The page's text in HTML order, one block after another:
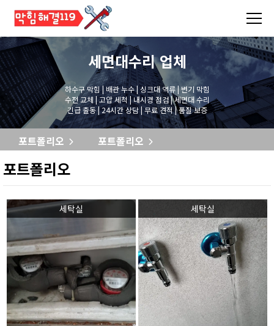
세면대수리업체
하수구 막힘 | 배관 누수 | 싱크대 역류 | 변기 막힘
수전 교체 | 고압 세척 | 내시경 점검 | 세면대 수리
긴급 출동 | 24시간 상담 | 무료 견적 | 품질 보증
포트폴리오 포트폴리오
포트폴리오
세탁실 세탁실